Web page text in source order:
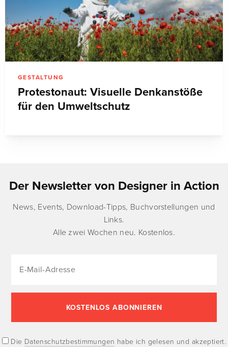
GESTALTUNG
Protestonaut: Visuelle Denkanstöße
für den Umweltschutz
Der Newsletter von Designer in Action
News, Events, Download-Tipps, Buchvorstellungen und
Links.
Alle zwei Wochen neu. Kostenlos.
Die Datenschutzbestimmungen habe ich gelesen und akzeptiert.